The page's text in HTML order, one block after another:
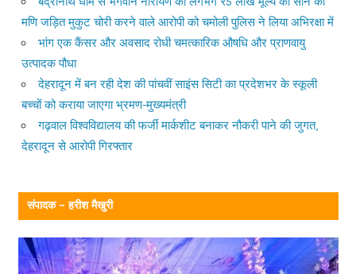
मणि जड़ित मुकुट चोरी करने वाले आरोपी को चमोली पुलिस ने लिया अभिरक्षा में
भांग एक कैंसर और अवसाद रोधी चमत्कारिक औषधि और प्राणवायु
उत्पादक पौधा
देहरादून में बन रही देश की पांचवीं साइंस सिटी का प्रदेशभर के स्कूली
बच्चों को कराया जाएगा भ्रमण-मुख्यमंत्री
गढ़वाल विश्वविद्यालय की फर्जी मार्कशीट बनाकर नौकरी पाने की जुगत,
देहरादून से आरोपी गिरफ्तार
संपादक – हरीश मैखुरी